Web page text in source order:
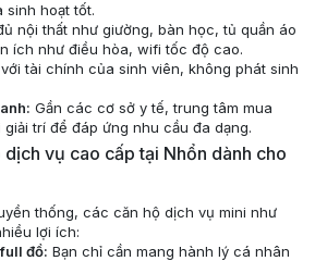
sinh hoạt tốt.
nội thất như giường, bàn học, tủ quần áo
ích như điều hòa, wifi tốc độ cao.
tài chính của sinh viên, không phát sinh
Gần các cơ sở y tế, trung tâm mua
trí để đáp ứng nhu cầu đa dạng.
vụ cao cấp tại Nhổn dành cho
thống, các căn hộ dịch vụ mini như
lợi ích:
đồ: Bạn chỉ cần mang hành lý cá nhân